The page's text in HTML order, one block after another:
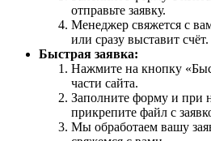
отправьте заявку.
Менеджер свяжется с
или сразу выставит счёт.
Быстрая заявка:
Нажмите на кнопку
части сайта.
Заполните форму и при
прикрепите файл с
Мы обработаем вашу